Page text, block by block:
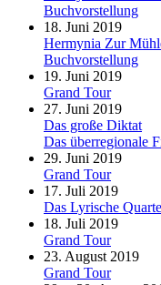
Buchvorstellung
18. Juni 2019
Hermynia Zur
Buchvorstellung
19. Juni 2019
Grand Tour
27. Juni 2019
Das große Diktat
Das überregionale
29. Juni 2019
Grand Tour
17. Juli 2019
Das Lyrische
18. Juli 2019
Grand Tour
23. August 2019
Grand Tour